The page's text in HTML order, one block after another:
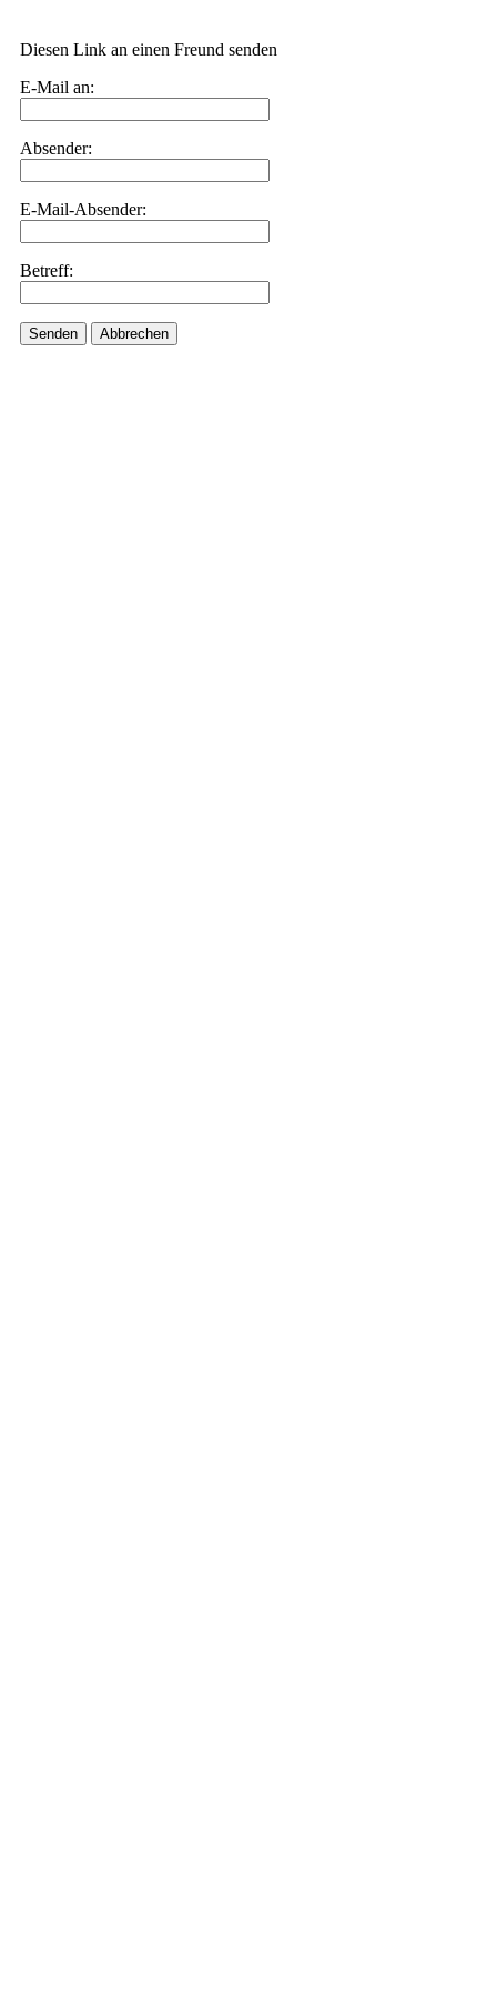
Diesen Link an einen Freund senden
E-Mail an:
Absender:
E-Mail-Absender:
Betreff:
Senden Abbrechen